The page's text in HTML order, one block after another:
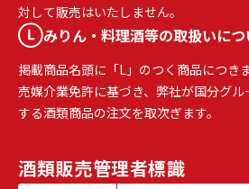
対して販売はいたしません。
みりん・料理酒等の取扱いにつ
掲載商品名頭に「L」のつく商品につき
売媒介業免許に基づき、弊社が国分グ
する酒類商品の注文を取次ぎます。
酒類販売管理者標識